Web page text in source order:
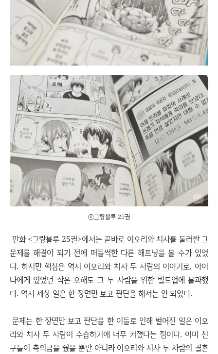
ⓒ그랑블루 25권
만화 <그랑블루 25권>에서는 곧바로 이오리와 치사를 둘러싼 그
문제를 해결이 되기 전에 떠들썩한 다른 해프닝을 볼 수가 있었
다. 하지만 핵심은 역시 이오리와 치사 두 사람의 이야기로, 아이
나에게 있었던 작은 오해도 그 두 사람을 위한 빌드업에 불과했
다. 역시 세상 일은 한 장면만 보고 판단을 해서는 안 되었다.
문제는 한 장면만 보고 판단을 한 이들로 인해 벌어진 일은 이오
리와 치사 두 사람이 수습하기에 너무 커졌다는 점이다. 이미 친
구들이 축의금을 줬을 뿐만 아니라 이오리와 치사 두 사람의 결혼